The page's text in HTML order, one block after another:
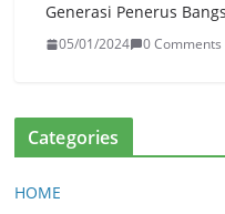
Generasi Penerus
05/01/2024 0 Comments
Categories
HOME